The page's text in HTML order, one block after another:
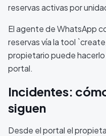
reservas activas por
El agente de WhatsApp
reservas vía la tool
propietario puede
portal.
Incidentes:
siguen
Desde el portal el